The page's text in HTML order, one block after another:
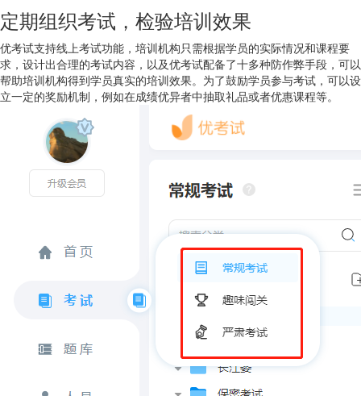
定期组织考试，检验培训效果
优考试支持线上考试功能，培训机构只需根据学员的实际情况和课程要
求，设计出合理的考试内容，以及优考试配备了十多种防作弊手段，可以
帮助培训机构得到学员真实的培训效果。为了鼓励学员参与考试，可以设
立一定的奖励机制，例如在成绩优异者中抽取礼品或者优惠课程等。